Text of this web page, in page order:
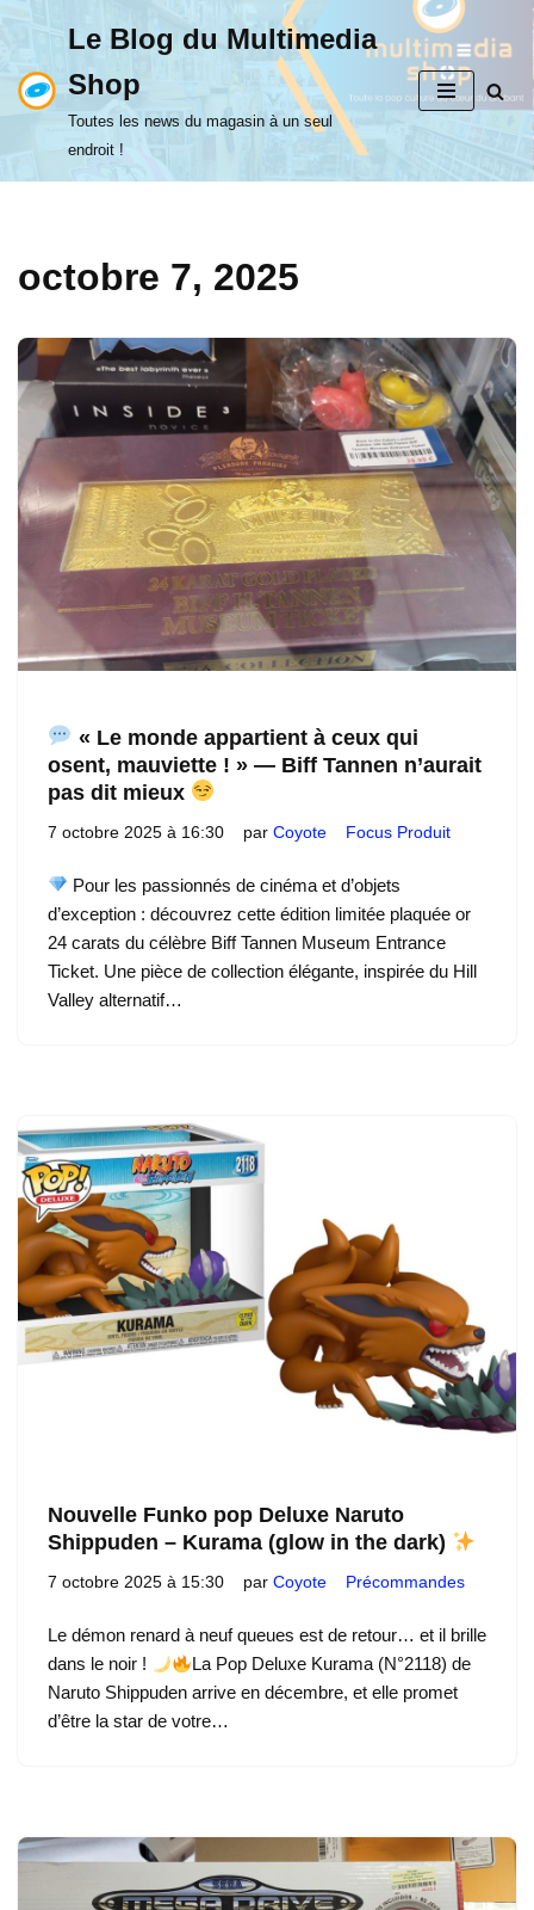
au
contenu
Le Blog du Multimedia
Shop
Toutes les news du magasin à un seul
endroit !
octobre 7, 2025
« Le monde appartient à ceux qui
osent, mauviette ! » — Biff Tannen n’aurait
pas dit mieux
7 octobre 2025 à 16:30 par Coyote Focus Produit
Pour les passionnés de cinéma et d’objets
d’exception : découvrez cette édition limitée plaquée or
24 carats du célèbre Biff Tannen Museum Entrance
Ticket. Une pièce de collection élégante, inspirée du Hill
Valley alternatif…
Nouvelle Funko pop Deluxe Naruto
Shippuden – Kurama (glow in the dark)
7 octobre 2025 à 15:30 par Coyote Précommandes
Le démon renard à neuf queues est de retour… et il brille
dans le noir !
La Pop Deluxe Kurama (N°2118) de
Naruto Shippuden arrive en décembre, et elle promet
d’être la star de votre…